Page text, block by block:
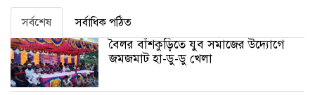
সর্বশেষ সর্বাধিক পঠিত
বৈলর বাঁশকুড়িতে যুব সমাজের উদ্যোগে
জমজমাট হা-ডু-ডু খেলা